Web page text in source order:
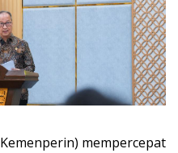
mempercepat